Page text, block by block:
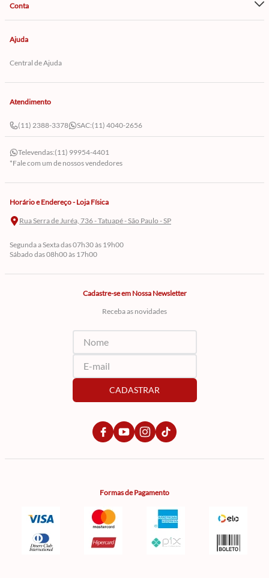
Conta
Ajuda
Central de Ajuda
Atendimento
(11) 2388-3378 SAC:(11) 4040-2656
Televendas:(11) 99954-4401
*Fale com um de nossos vendedores
Horário e Endereço - Loja Física
Rua Serra de Juréa, 736 - Tatuapé - São Paulo - SP
Segunda a Sexta das 07h30 às 19h00
Sábado das 08h00 às 17h00
Cadastre-se em Nossa Newsletter
Receba as novidades
CADASTRAR
Formas de Pagamento